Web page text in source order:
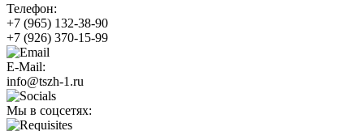
Телефон:
+7 (965) 132-38-90
+7 (926) 370-15-99
E-Mail:
info@tszh-1.ru
Мы в соцсетях: